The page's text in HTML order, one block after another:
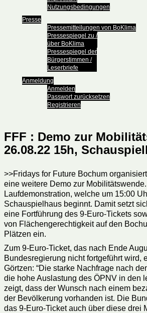
Nutzungsbedingungen
Presse
Pressemitteilungen von BoKlima
Pressespiegel zu /
über BoKlima
Pressespiegel der
Bürgerstimmen /
Leserbriefe
Anmeldung
Anmelden
Passwort zurücksetzen
Registrieren
FFF : Demo zur
26.08.22 15h,
>>Fridays for Future Bochum
eine weitere Demo zur
Laufdemonstration, welche um 15:00
Schauspielhaus beginnt. Damit setzt
eine Fortführung des 9-Euro-Tickets
von Flächengerechtigkeit auf den
Plätzen ein.
Zum 9-Euro-Ticket, das nach Ende
Bundesregierung nicht fortgeführt wird,
Görtzen: “Die starke Nachfrage nach
die hohe Auslastung des ÖPNV in den
zeigt, dass der Wunsch nach einem
der Bevölkerung vorhanden ist. Die
das 9-Euro-Ticket auch über diese drei